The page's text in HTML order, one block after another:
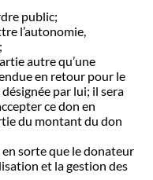
public;
l’autonomie,
autre qu’une
en retour pour le
par lui; il sera
ce don en
du montant du don
sorte que le donateur
et la gestion des